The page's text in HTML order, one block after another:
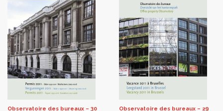
Observatoire des bureaux 30 Observatoire des bureaux 29